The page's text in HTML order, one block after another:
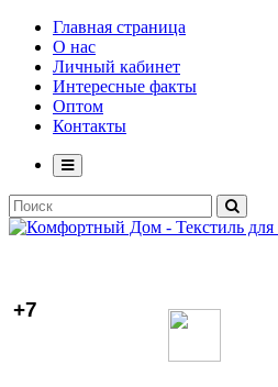
Главная страница
О нас
Личный кабинет
Интересные факты
Оптом
Контакты
+7